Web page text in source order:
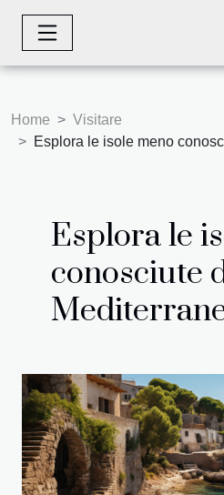
Home
Visitare
Esplora le isole meno
Esplora le
conosciute